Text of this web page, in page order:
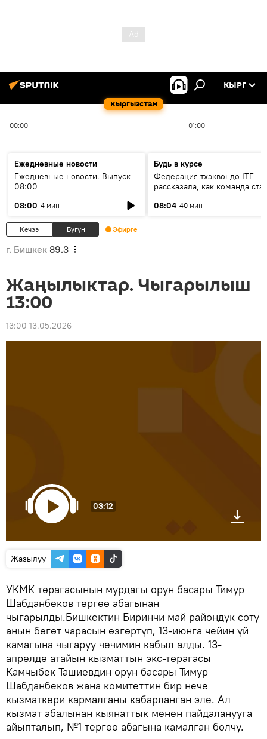
Кыргызстан
КЫРГ
00:00 01:00
Ежедневные новости
Ежедневные новости. Выпуск
08:00
08:00 4 мин
Будь в курсе
Федерация тхэквондо ITF
рассказала, как команда
08:04 40 мин
Кечээ Бүгүн Эфирге
г. Бишкек 89.3
Жаңылыктар. Чыгарылыш
13:00
13:00 13.05.2026
03:12
Жазылуу
УКМК төрагасынын мурдагы орун басары Тимур
Шабданбеков тергөө абагынан
чыгарылды.Бишкектин Биринчи май райондук соту
анын бөгөт чарасын өзгөртүп, 13-июнга чейин үй
камагына чыгаруу чечимин кабыл алды. 13-
апрелде атайын кызматтын экс-төрагасы
Камчыбек Ташиевдин орун басары Тимур
Шабданбеков жана комитеттин бир нече
кызматкери кармалганы кабарланган эле. Ал
кызмат абалынан кыянаттык менен пайдаланууга
айыпталып, №1 тергөө абагына камалган болчу.